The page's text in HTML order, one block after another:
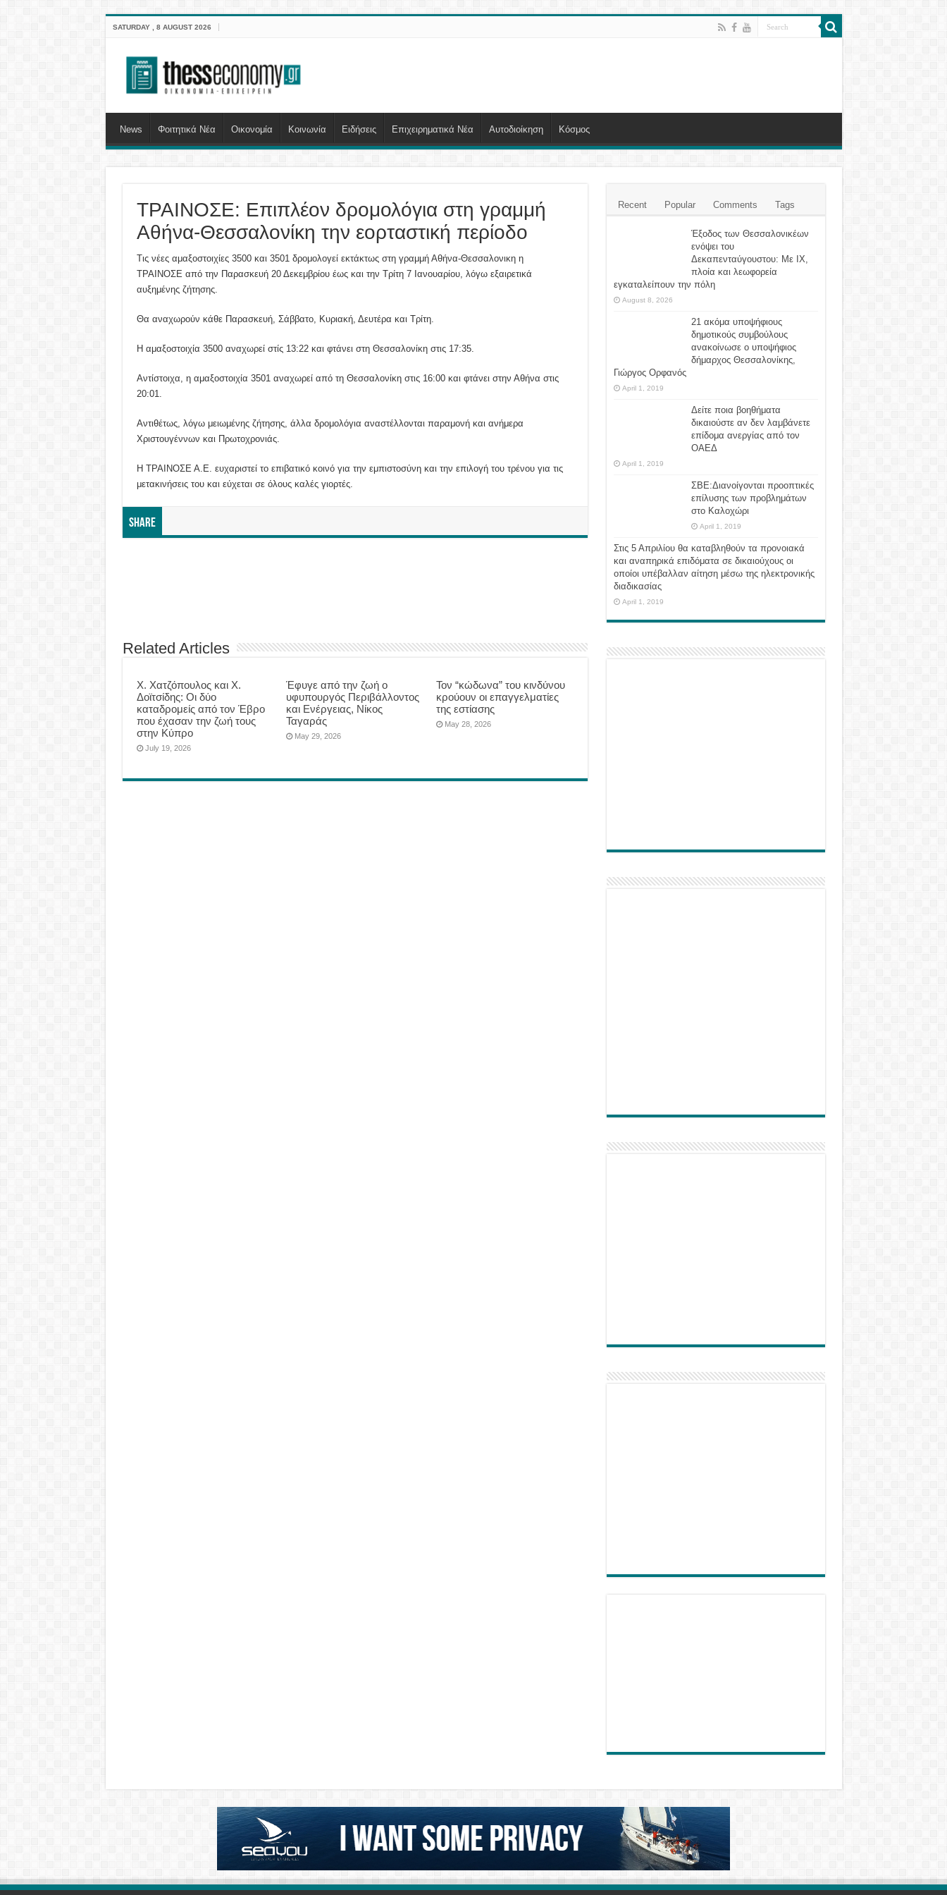
SATURDAY , 8 AUGUST 2026
News Φοιτητικά Νέα Οικονομία Κοινωνία Ειδήσεις Επιχειρηματικά Νέα Αυτοδιοίκηση Κόσμος
ΤΡΑΙΝΟΣΕ: Επιπλέον δρομολόγια στη γραμμή
Αθήνα-Θεσσαλονίκη την εορταστική περίοδο
Τις νέες αμαξοστοιχίες 3500 και 3501 δρομολογεί εκτάκτως στη γραμμή Αθήνα-Θεσσαλονικη η
ΤΡΑΙΝΟΣΕ από την Παρασκευή 20 Δεκεμβρίου έως και την Τρίτη 7 Ιανουαρίου, λόγω εξαιρετικά
αυξημένης ζήτησης.
Θα αναχωρούν κάθε Παρασκευή, Σάββατο, Κυριακή, Δευτέρα και Τρίτη.
Η αμαξοστοιχία 3500 αναχωρεί στίς 13:22 και φτάνει στη Θεσσαλονίκη στις 17:35.
Αντίστοιχα, η αμαξοστοιχία 3501 αναχωρεί από τη Θεσσαλονίκη στις 16:00 και φτάνει στην Αθήνα στις
20:01.
Αντιθέτως, λόγω μειωμένης ζήτησης, άλλα δρομολόγια αναστέλλονται παραμονή και ανήμερα
Χριστουγέννων και Πρωτοχρονιάς.
Η ΤΡΑΙΝΟΣΕ Α.Ε. ευχαριστεί το επιβατικό κοινό για την εμπιστοσύνη και την επιλογή του τρένου για τις
μετακινήσεις του και εύχεται σε όλους καλές γιορτές.
Share
Related Articles
Χ. Χατζόπουλος και Χ.
Δοϊτσίδης: Οι δύο
καταδρομείς από τον Έβρο
που έχασαν την ζωή τους
στην Κύπρο
July 19, 2026
Έφυγε από την ζωή ο
υφυπουργός Περιβάλλοντος
και Ενέργειας, Νίκος
Ταγαράς
May 29, 2026
Τον “κώδωνα” του κινδύνου
κρούουν οι επαγγελματίες
της εστίασης
May 28, 2026
Recent Popular Comments Tags
Έξοδος των Θεσσαλονικέων
ενόψει του
Δεκαπενταύγουστου: Με ΙΧ,
πλοία και λεωφορεία
εγκαταλείπουν την πόλη
August 8, 2026
21 ακόμα υποψήφιους
δημοτικούς συμβούλους
ανακοίνωσε ο υποψήφιος
δήμαρχος Θεσσαλονίκης,
Γιώργος Ορφανός
April 1, 2019
Δείτε ποια βοηθήματα
δικαιούστε αν δεν λαμβάνετε
επίδομα ανεργίας από τον
ΟΑΕΔ
April 1, 2019
ΣΒΕ:Διανοίγονται προοπτικές
επίλυσης των προβλημάτων
στο Καλοχώρι
April 1, 2019
Στις 5 Απριλίου θα καταβληθούν τα προνοιακά
και αναπηρικά επιδόματα σε δικαιούχους οι
οποίοι υπέβαλλαν αίτηση μέσω της ηλεκτρονικής
διαδικασίας
April 1, 2019